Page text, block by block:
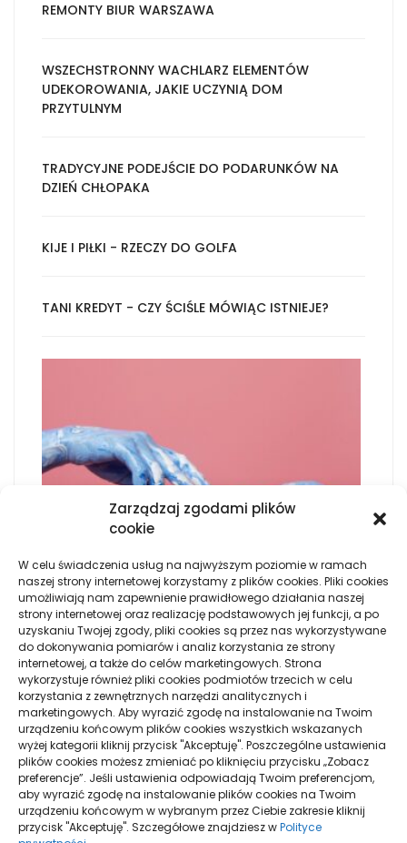
Zarządzaj zgodami plików
cookie
W celu świadczenia usług na najwyższym poziomie w ramach
naszej strony internetowej korzystamy z plików cookies. Pliki cookies
umożliwiają nam zapewnienie prawidłowego działania naszej
strony internetowej oraz realizację podstawowych jej funkcji, a po
uzyskaniu Twojej zgody, pliki cookies są przez nas wykorzystywane
do dokonywania pomiarów i analiz korzystania ze strony
internetowej, a także do celów marketingowych. Strona
wykorzystuje również pliki cookies podmiotów trzecich w celu
korzystania z zewnętrznych narzędzi analitycznych i
marketingowych. Aby wyrazić zgodę na instalowanie na Twoim
urządzeniu końcowym plików cookies wszystkich wskazanych
wyżej kategorii kliknij przycisk "Akceptuję". Poszczególne ustawienia
plików cookies możesz zmieniać po kliknięciu przycisku „Zobacz
preferencje”. Jeśli ustawienia odpowiadają Twoim preferencjom,
aby wyrazić zgodę na instalowanie plików cookies na Twoim
urządzeniu końcowym w wybranym przez Ciebie zakresie kliknij
przycisk "Akceptuję". Szczegółowe znajdziesz wPolityce
REMONTY BIUR WARSZAWA
WSZECHSTRONNY WACHLARZ ELEMENTÓW
UDEKOROWANIA, JAKIE UCZYNIĄ DOM
PRZYTULNYM
TRADYCYJNE PODEJŚCIE DO PODARUNKÓW NA
DZIEŃ CHŁOPAKA
KIJE I PIŁKI - RZECZY DO GOLFA
TANI KREDYT - CZY ŚCIŚLE MÓWIĄC ISTNIEJE?
JAK SZTUKA IMMERSYJNA ANGAŻUJE WIDZA W
NOWE DOŚWIADCZENIA